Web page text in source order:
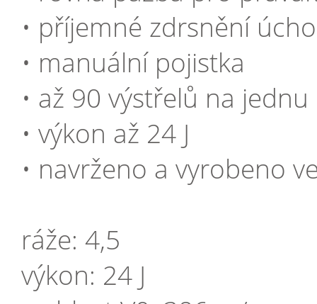
• příjemné zdrsnění
• manuální pojistka
• až 90 výstřelů na
• výkon až 24 J
• navrženo a vyrobeno
ráže: 4,5
výkon: 24 J